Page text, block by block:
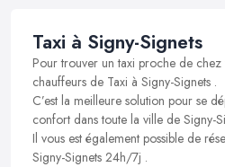
Taxi à Signy-Signets
Pour trouver un taxi proche de chez
chauffeurs de Taxi à Signy-Signets .
C’est la meilleure solution pour se
confort dans toute la ville de Signy-
Il vous est également possible de
Signy-Signets 24h/7j .